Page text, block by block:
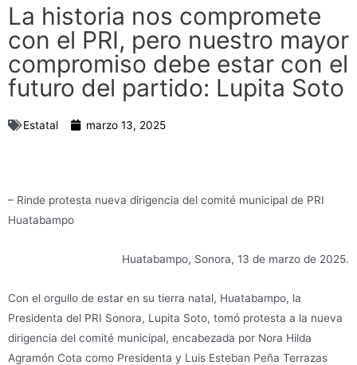
La historia nos compromete
con el PRI, pero nuestro mayor
compromiso debe estar con el
futuro del partido: Lupita Soto
Estatal marzo 13, 2025
– Rinde protesta nueva dirigencia del comité municipal de PRI
Huatabampo
Huatabampo, Sonora, 13 de marzo de 2025.
Con el orgullo de estar en su tierra natal, Huatabampo, la
Presidenta del PRI Sonora, Lupita Soto, tomó protesta a la nueva
dirigencia del comité municipal, encabezada por Nora Hilda
Agramón Cota como Presidenta y Luis Esteban Peña Terrazas